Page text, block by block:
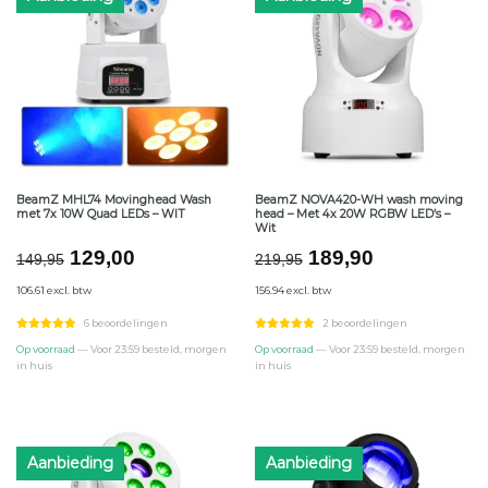
BeamZ MHL74 Movinghead Wash
met 7x 10W Quad LEDs – WIT
149,95 Oorspronkelijke
was:
€149,95.
129,00Huidige
€129,00.
106.61 excl. btw
6 beoordelingen
Op voorraad — Voor 23:59 besteld, morgen
in huis
BeamZ NOVA420-WH wash moving
head – Met 4x 20W RGBW LED’s –
Wit
219,95 Oorspronkelijke
was:
€219,95.
189,90Huidige
€189,90.
156.94 excl. btw
2 beoordelingen
Op voorraad — Voor 23:59 besteld, morgen
in huis
Aanbieding Aanbieding